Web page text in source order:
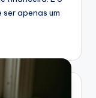
apenas um